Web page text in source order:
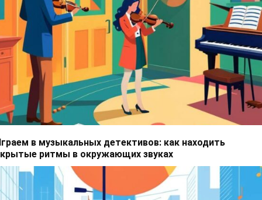
в музыкальных детективов: как находить
ритмы в окружающих звуках